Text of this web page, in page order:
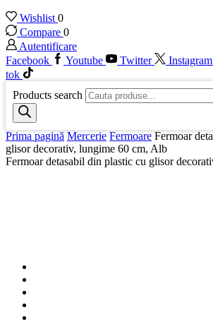
Wishlist 0
Compare 0
Autentificare
Facebook
Youtube Twitter Instagram
tok
Products search
Prima pagină Mercerie Fermoare Fermoar
glisor decorativ, lungime 60 cm, Alb
Fermoar detasabil din plastic cu glisor